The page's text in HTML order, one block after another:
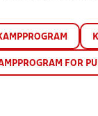
FOR